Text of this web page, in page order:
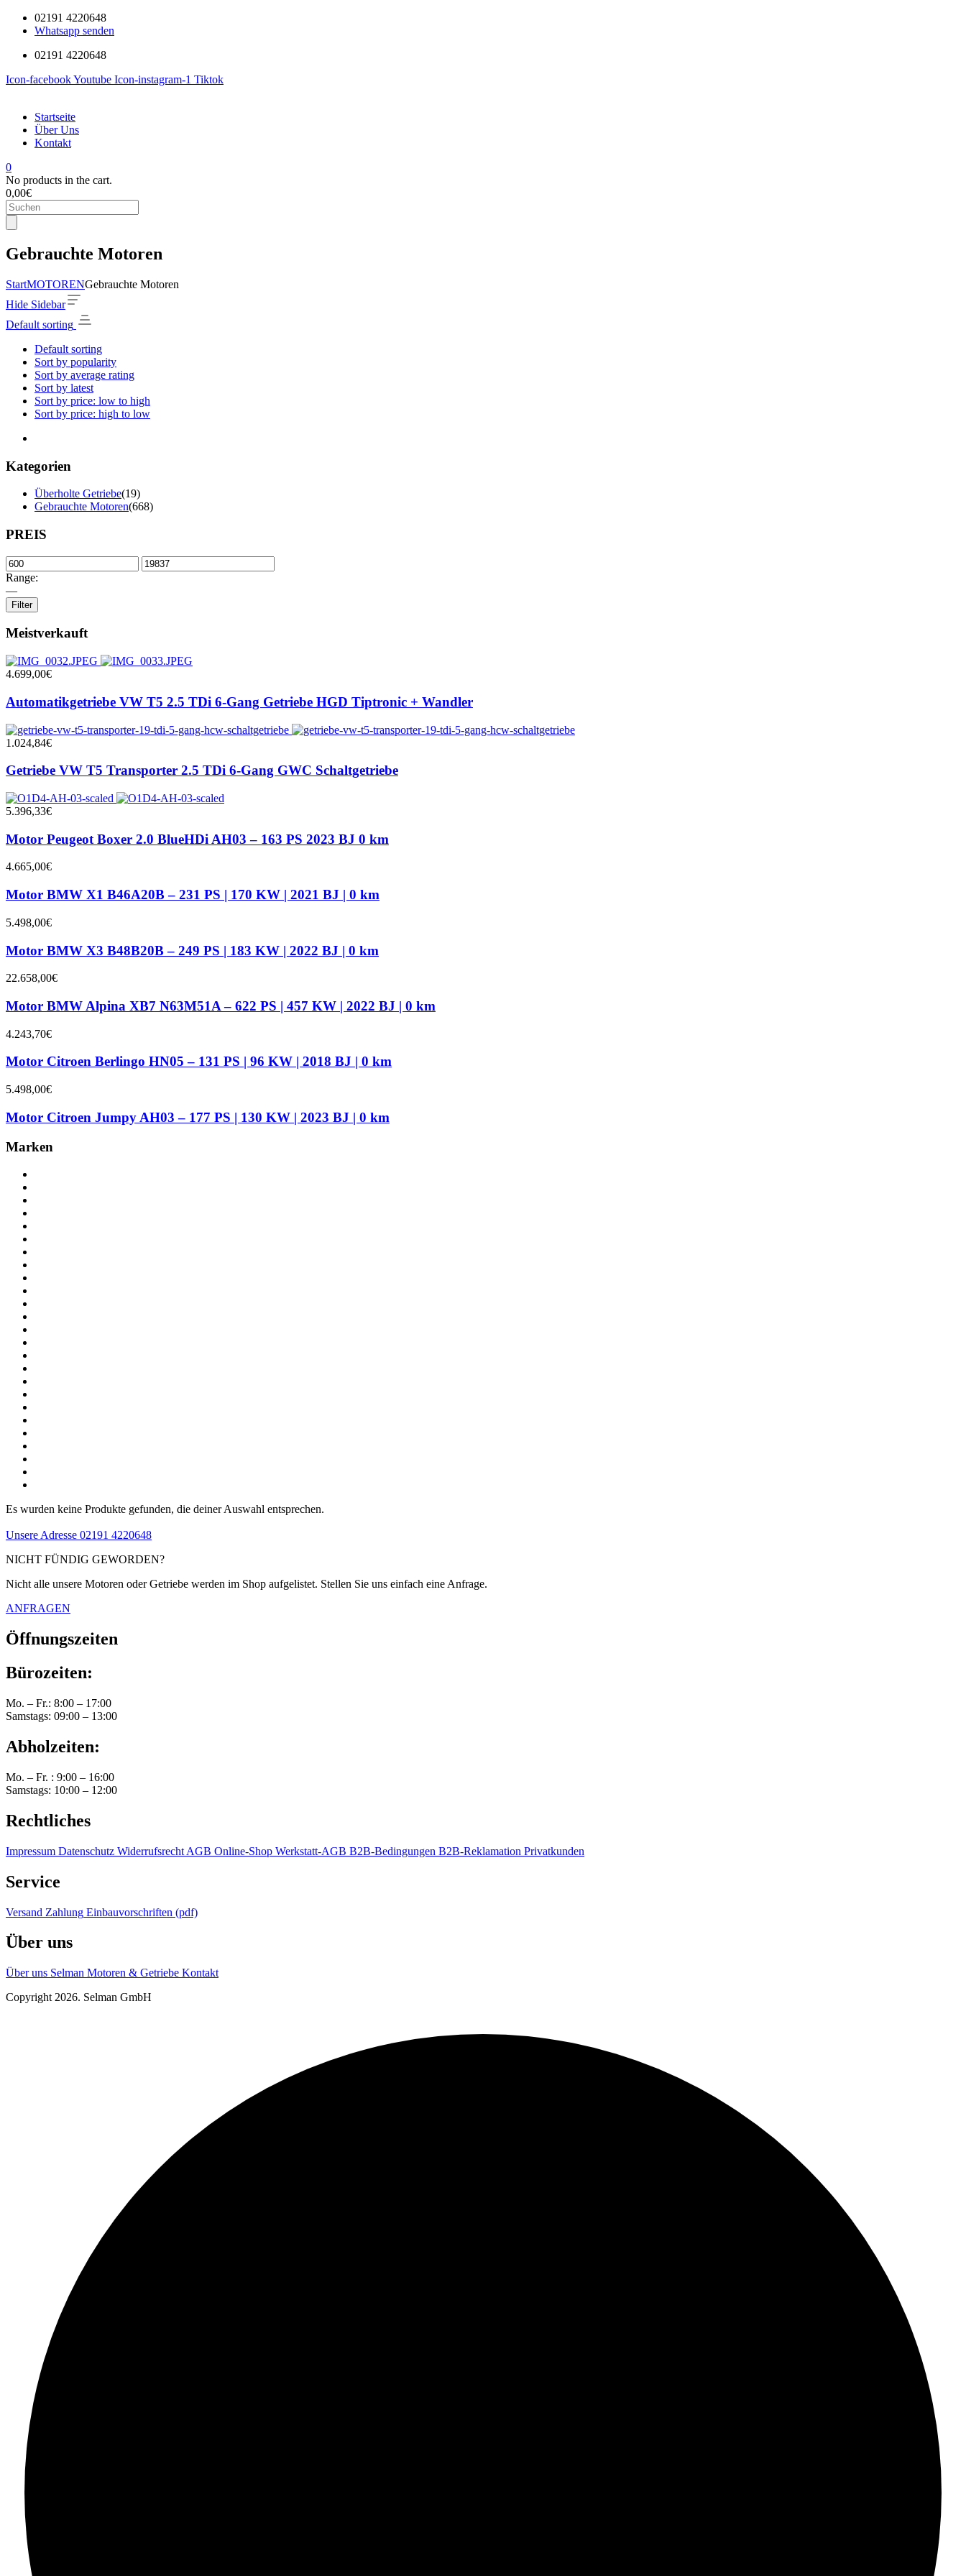
02191 4220648
Whatsapp senden
02191 4220648
Icon-facebookYoutube Icon-instagram-1 Tiktok
Startseite
Über Uns
Kontakt
0
No products in the cart.
0,00€
Products
search
Gebrauchte Motoren
StartMOTORENGebrauchte Motoren
Hide Sidebar
Default sorting
Default sorting
Sort by popularity
Sort by average rating
Sort by latest
Sort by price: low to high
Sort by price: high to low
Kategorien
Überholte Getriebe(19)
Gebrauchte Motoren(668)
PREIS
Range:
—
Filter
Meistverkauft
4.699,00€
Automatikgetriebe VW T5 2.5 TDi 6-Gang Getriebe HGD Tiptronic + Wandler
1.024,84€
Getriebe VW T5 Transporter 2.5 TDi 6-Gang GWC Schaltgetriebe
5.396,33€
Motor Peugeot Boxer 2.0 BlueHDi AH03 – 163 PS 2023 BJ 0 km
4.665,00€
Motor BMW X1 B46A20B – 231 PS | 170 KW | 2021 BJ | 0 km
5.498,00€
Motor BMW X3 B48B20B – 249 PS | 183 KW | 2022 BJ | 0 km
22.658,00€
Motor BMW Alpina XB7 N63M51A – 622 PS | 457 KW | 2022 BJ | 0 km
4.243,70€
Motor Citroen Berlingo HN05 – 131 PS | 96 KW | 2018 BJ | 0 km
5.498,00€
Motor Citroen Jumpy AH03 – 177 PS | 130 KW | 2023 BJ | 0 km
Marken
Es wurden keine Produkte gefunden, die deiner Auswahl entsprechen.
Unsere Adresse 02191 4220648
NICHT FÜNDIG GEWORDEN?
Nicht alle unsere Motoren oder Getriebe werden im Shop aufgelistet. Stellen Sie uns einfach eine Anfrage.
ANFRAGEN
Öffnungszeiten
Bürozeiten:
Mo. – Fr.: 8:00 – 17:00
Samstags: 09:00 – 13:00
Abholzeiten:
Mo. – Fr. : 9:00 – 16:00
Samstags: 10:00 – 12:00
Rechtliches
Impressum Datenschutz Widerrufsrecht AGB Online-Shop Werkstatt-AGB B2B-Bedingungen B2B-Reklamation Privatkunden
Service
Versand Zahlung Einbauvorschriften (pdf)
Über uns
Über uns Selman Motoren & Getriebe Kontakt
Copyright 2026. Selman GmbH